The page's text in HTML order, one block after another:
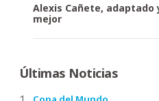
Alexis Cañete, adaptado
mejor
Últimas Noticias